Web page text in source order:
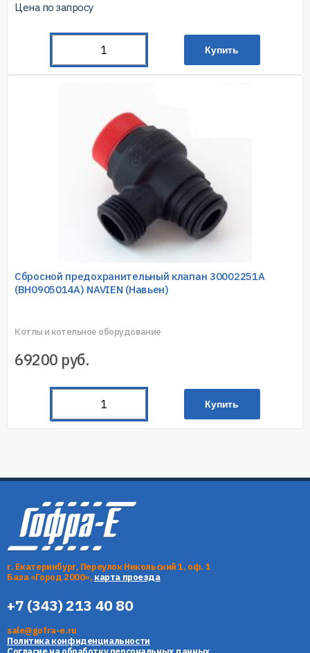
Цена по запросу
Купить
Сбросной предохранительный клапан 30002251А
(BH0905014A) NAVIEN (Навьен)
Котлы и котельное оборудование
69200 руб.
Купить
г. Екатеринбург, Переулок Никольский 1, оф. 1
База «Город 2000», карта проезда
+7 (343) 213 40 80
sale@gofra-e.ru
Политика конфиденциальности